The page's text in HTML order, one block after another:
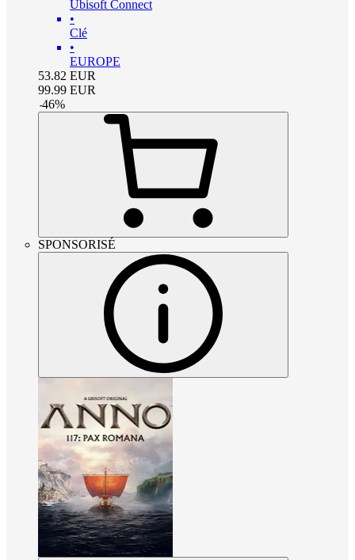
Ubisoft Connect
•
Clé
•
EUROPE
53.82 EUR
99.99 EUR
-46%
SPONSORISÉ